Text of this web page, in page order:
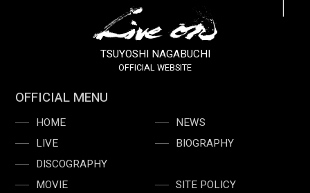
TSUYOSHI NAGABUCHI
OFFICIAL WEBSITE
OFFICIAL MENU
HOME
NEWS
LIVE
BIOGRAPHY
DISCOGRAPHY
MOVIE
SITE POLICY